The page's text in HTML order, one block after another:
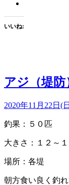
いいね:
アジ（堤防
2020年11月22日(
釣果：５０匹
大きさ：１２～
場所：各堤
朝方食い良く釣れ